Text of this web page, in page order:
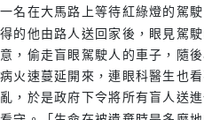
一名在大馬路上等待紅綠燈的駕
得的他由路人送回家後，眼見駕
意，偷走盲眼駕駛人的車子，隨
病火速蔓延開來，連眼科醫生也
亂，於是政府下令將所有盲人送